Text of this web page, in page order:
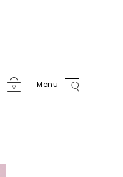
Menu